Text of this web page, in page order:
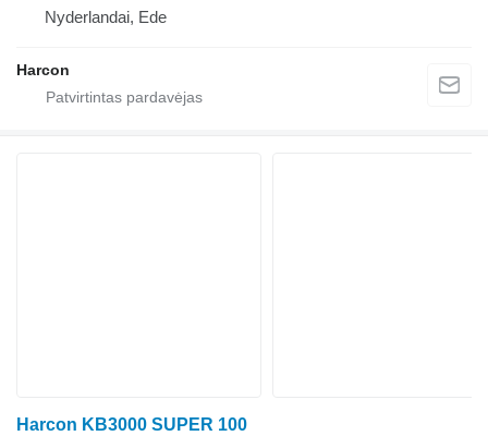
Nyderlandai, Ede
Harcon
Harcon KB3000 SUPER 100